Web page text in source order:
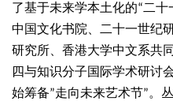
了基于未来学本土化的“二十
中国文化书院、二十一世纪
研究所、香港大学中文系共
四与知识分子国际学术研讨
始筹备”走向未来艺术节”。